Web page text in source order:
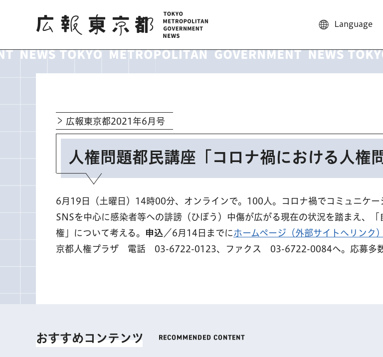
広報東京都
Language
広報東京都2021年6月号
人権問題都民講座「コロナ禍における人権
6月19日（土曜日）14時00分、オンラインで。100人。コロナ禍でコミュニケー
SNSを中心に感染者等への誹謗（ひぼう）中傷が広がる現在の状況を踏まえ、「
権」について考える。
申込 ／6月14日までに ホームページ（外部サイトへリンク）
京都人権プラザ 電話 03-6722-0123、ファクス 03-6722-0084へ。応募多数
おすすめコンテンツ